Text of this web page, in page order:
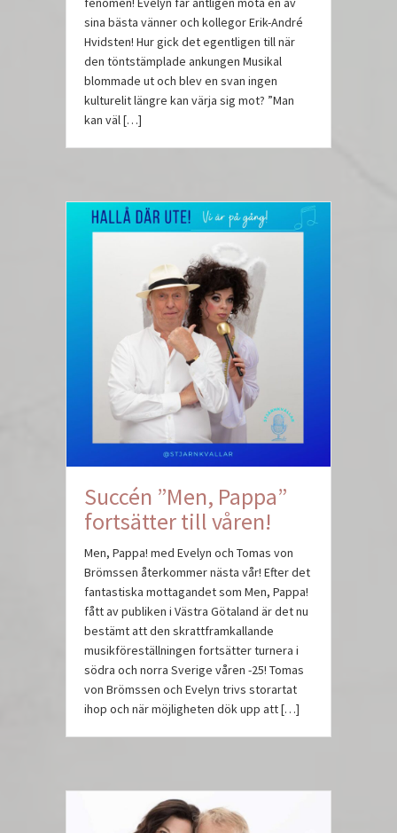
sina bästa vänner och kollegor Erik-André
Hvidsten! Hur gick det egentligen till när
den töntstämplade ankungen Musikal
blommade ut och blev en svan ingen
kulturelit längre kan värja sig mot? ”Man
kan väl […]
Succén ”Men, Pappa”
fortsätter till våren!
Men, Pappa! med Evelyn och Tomas von
Brömssen återkommer nästa vår! Efter det
fantastiska mottagandet som Men, Pappa!
fått av publiken i Västra Götaland är det nu
bestämt att den skrattframkallande
musikföreställningen fortsätter turnera i
södra och norra Sverige våren -25! Tomas
von Brömssen och Evelyn trivs storartat
ihop och när möjligheten dök upp att […]